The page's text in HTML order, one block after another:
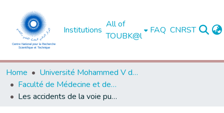
Institutions
All of
TOUBK@l
FAQ CNRST
Home
Université Mohammed V de Rabat
Faculté de Médecine et de Pharmacie - Rabat
Les accidents de la voie publique à la province médicale de Nador durant l'année 1990